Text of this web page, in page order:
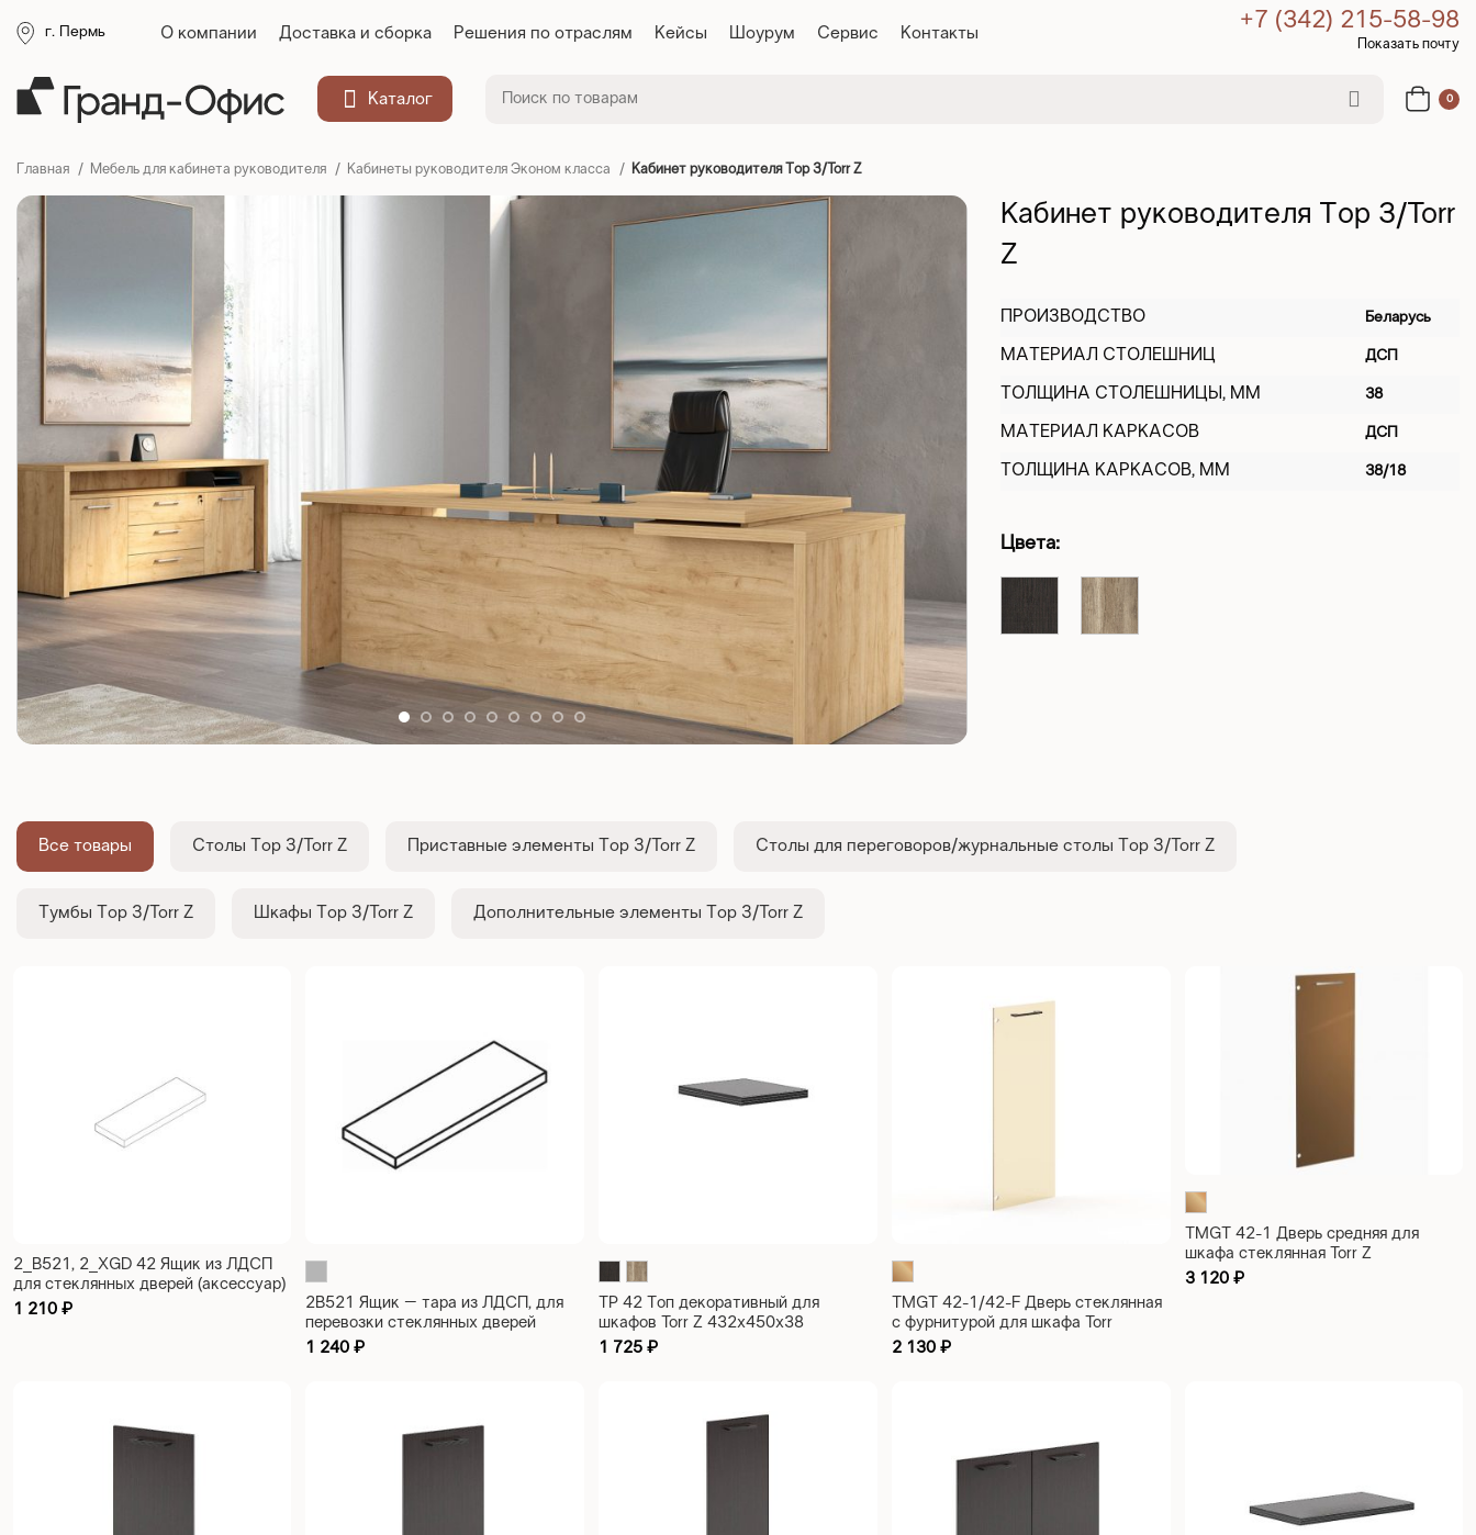
г. Пермь О компании Доставка и сборка Решения по отраслям Кейсы Шоурум Сервис Контакты +7 (342) 215-58-98
Показать почту
Каталог 0
Главная Мебель для кабинета руководителя Кабинеты руководителя Эконом класса Кабинет руководителя Тор З/Torr Z
Кабинет руководителя Тор З/Torr
Z
ПРОИЗВОДСТВО Беларусь
МАТЕРИАЛ СТОЛЕШНИЦ ДСП
ТОЛЩИНА СТОЛЕШНИЦЫ, ММ 38
МАТЕРИАЛ КАРКАСОВ ДСП
ТОЛЩИНА КАРКАСОВ, ММ 38/18
Цвета:
Все товары Столы Тор З/Torr Z Приставные элементы Тор З/Torr Z Столы для переговоров/журнальные столы Тор З/Torr Z
Тумбы Тор З/Torr Z Шкафы Тор З/Torr Z Дополнительные элементы Тор З/Torr Z
2_B521, 2_XGD 42 Ящик из ЛДСП
для стеклянных дверей (аксессуар)
Torr Z 1150х440х40
1 210 ₽
2B521 Ящик – тара из ЛДСП, для
перевозки стеклянных дверей
(аксессуар) Torr Z 1150х440х40
1 240₽
TP 42 Топ декоративный для
шкафов Torr Z 432х450х38
1 725₽
TMGT 42-1/42-F Дверь стеклянная
с фурнитурой для шкафа Torr
422х4х1132
2 130₽
TMGT 42-1 Дверь средняя для
шкафа стеклянная Torr Z
422х4х1132
3 120 ₽